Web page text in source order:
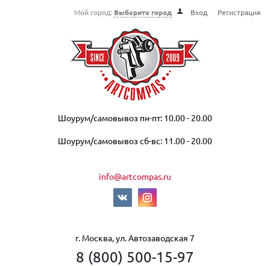
Мой город: Выберите город Вход Регистрация
Шоурум/самовывоз пн-пт: 10.00 - 20.00
Шоурум/самовывоз сб-вс: 11.00 - 20.00
info@artcompas.ru
г. Москва, ул. Автозаводская 7
8 (800) 500-15-97